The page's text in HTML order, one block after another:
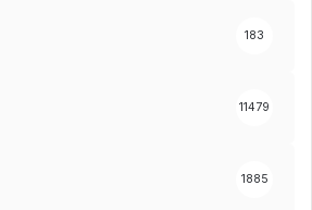
183
11479
1885